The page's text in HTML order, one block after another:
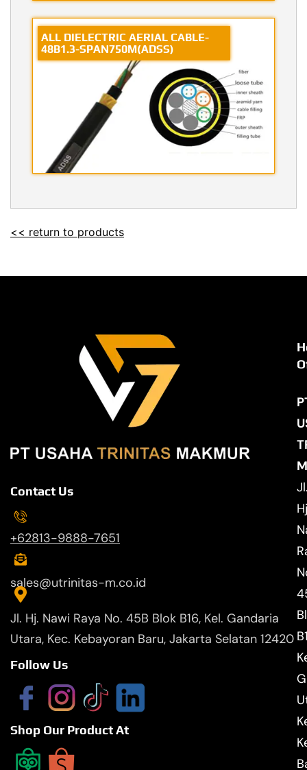
ALL DIELECTRIC AERIAL CABLE-
48B1.3-SPAN750M(ADSS)
<< return to products
Contact Us
+62813-9888-7651
sales@utrinitas-m.co.id
Jl. Hj. Nawi Raya No. 45B Blok B16, Kel. Gandaria
Utara, Kec. Kebayoran Baru, Jakarta Selatan 12420
Follow Us
Shop Our Product At